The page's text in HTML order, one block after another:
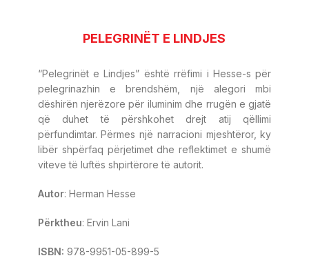
PELEGRINËT E LINDJES
“Pelegrinët e Lindjes” është rrëfimi i Hesse-s për
pelegrinazhin e brendshëm, një alegori mbi
dëshirën njerëzore për iluminim dhe rrugën e gjatë
që duhet të përshkohet drejt atij qëllimi
përfundimtar. Përmes një narracioni mjeshtëror, ky
libër shpërfaq përjetimet dhe reflektimet e shumë
viteve të luftës shpirtërore të autorit.
Autor: Herman Hesse
Përktheu: Ervin Lani
ISBN: 978-9951-05-899-5